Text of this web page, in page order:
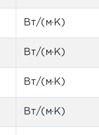
Вт/(м·К)
Вт/(м·К)
Вт/(м·К)
Вт/(м·К)